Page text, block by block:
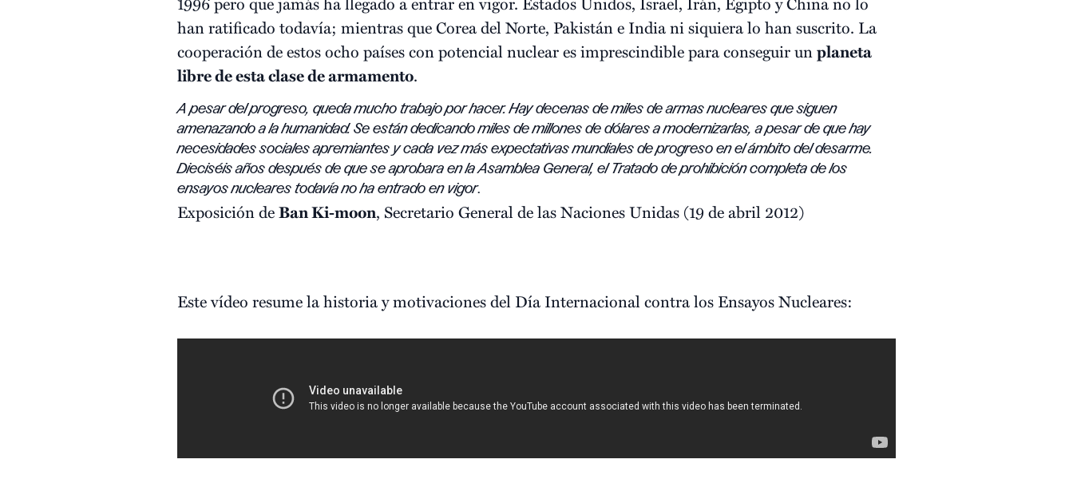
han ratificado todavía; mientras que Corea del Norte, Pakistán e India ni siquiera lo han suscrito. La
cooperación de estos ocho países con potencial nuclear es imprescindible para conseguir unplaneta
libre de esta clase de armamento.
A pesar del progreso, queda mucho trabajo por hacer. Hay decenas de miles de armas nucleares que siguen
amenazando a la humanidad. Se están dedicando miles de millones de dólares a modernizarlas, a pesar de que hay
necesidades sociales apremiantes y cada vez más expectativas mundiales de progreso en el ámbito del desarme.
Dieciséis años después de que se aprobara en la Asamblea General, el Tratado de prohibición completa de los
ensayos nucleares todavía no ha entrado en vigor.
Exposición deBan Ki-moon, Secretario General de las Naciones Unidas (19 de abril 2012)
Este vídeo resume la historia y motivaciones del Día Internacional contra los Ensayos Nucleares: